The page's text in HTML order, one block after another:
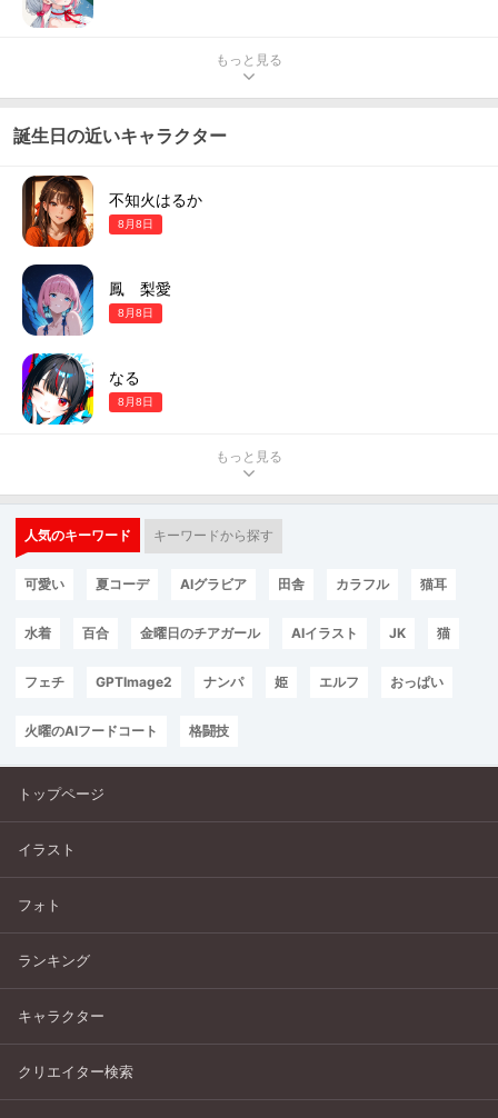
もっと見る
誕生日の近いキャラクター
不知火はるか
8月8日
鳳 梨愛
8月8日
なる
8月8日
もっと見る
人気のキーワード キーワードから探す
可愛い 夏コーデ AIグラビア 田舎 カラフル 猫耳
水着 百合 金曜日のチアガール AIイラスト JK 猫
フェチ GPTImage2 ナンパ 姫 エルフ おっぱい
火曜のAIフードコート 格闘技
トップページ
イラスト
フォト
ランキング
キャラクター
クリエイター検索